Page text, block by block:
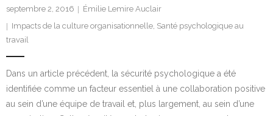
septembre 2, 2016
Émilie Lemire Auclair
Impacts de la culture organisationnelle, Santé psychologique au
travail
Dans un article précédent, la sécurité psychologique a été
identifiée comme un facteur essentiel à une collaboration positive
au sein d’une équipe de travail et, plus largement, au sein d’une